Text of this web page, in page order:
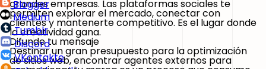
Blogger
Medium
Tumblr
Discord
VKontakte
grandes empresas. Las plataformas sociales te
permiten explorar el mercado, conectar con
clientes y mantenerte competitivo. Es el lugar donde
la creatividad gana.
Difunde tu mensaje
Destinar un gran presupuesto para la optimización
de sitios web, encontrar agentes externos para